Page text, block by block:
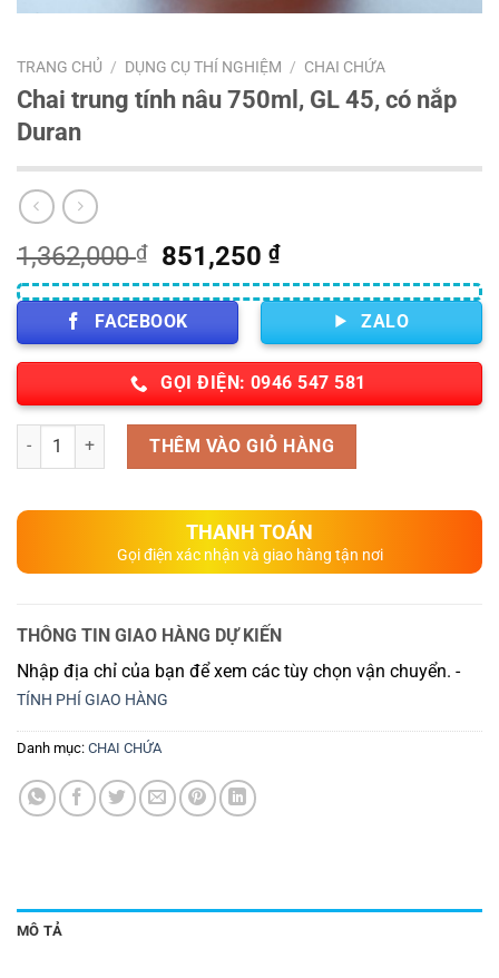
TRANG CHỦ / DỤNG CỤ THÍ NGHIỆM / CHAI CHỨA
Chai trung tính nâu 750ml, GL 45, có nắp
Duran
1,362,000₫
Giá
gốc
là:
1,362,000 ₫.
851,250₫Giá
hiện
tại
là:
851,250 ₫.
FACEBOOK ZALO
GỌI ĐIỆN: 0946 547 581
Số lượng THÊM VÀO GIỎ HÀNG
THANH TOÁN
Gọi điện xác nhận và giao hàng tận nơi
THÔNG TIN GIAO HÀNG DỰ KIẾN
Nhập địa chỉ của bạn để xem các tùy chọn vận chuyển. -
TÍNH PHÍ GIAO HÀNG
Danh mục: CHAI CHỨA
MÔ TẢ